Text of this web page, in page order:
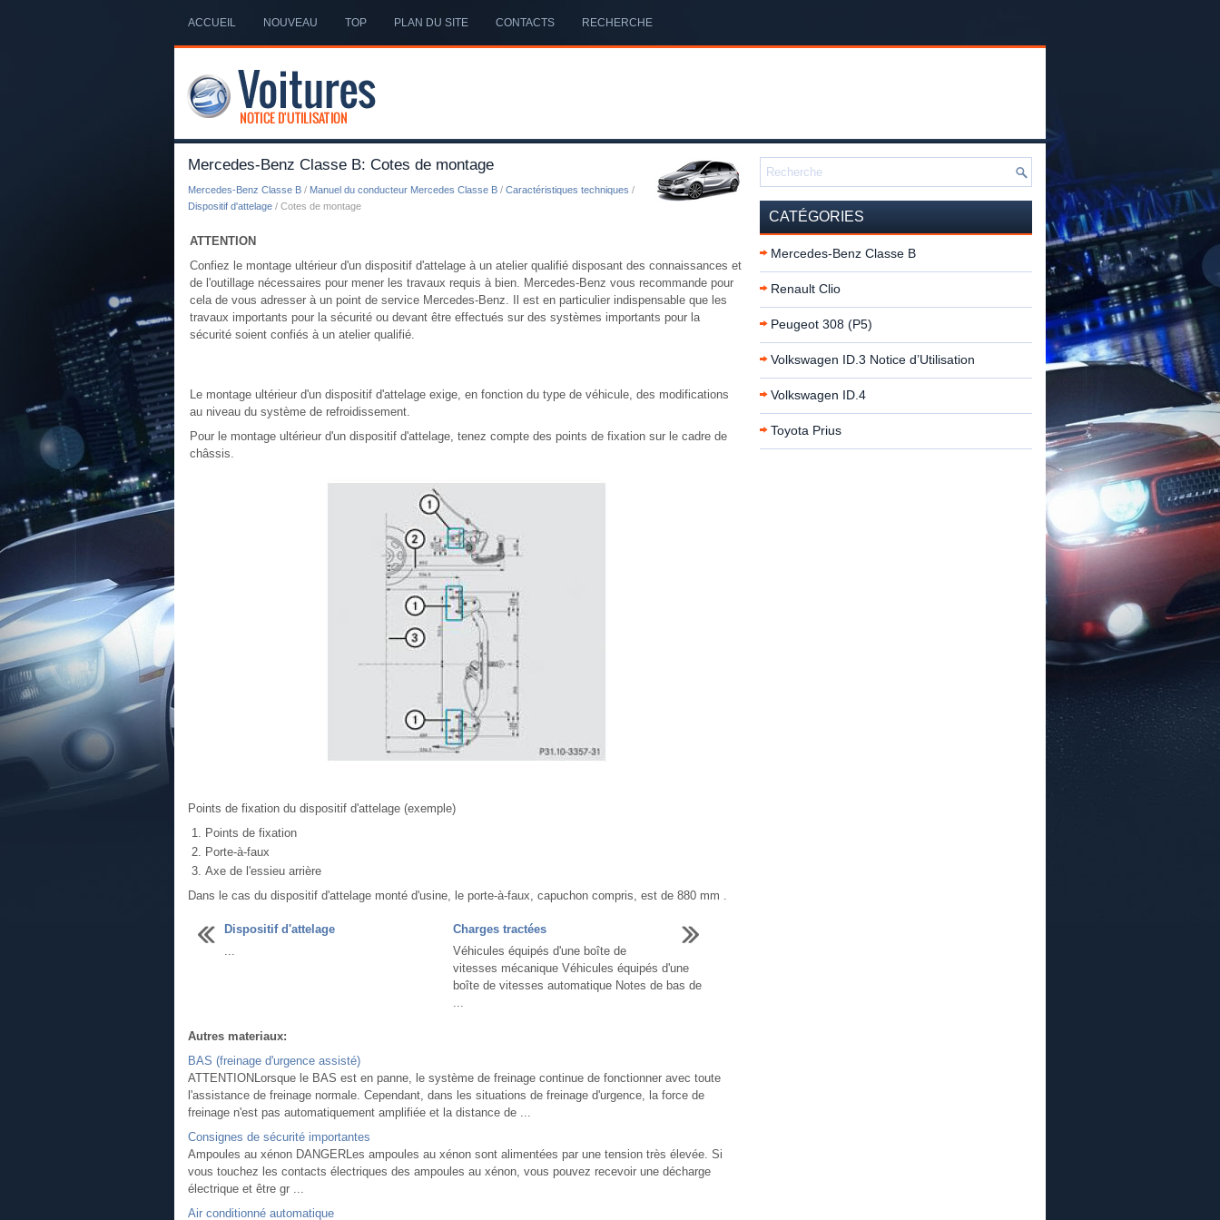
ACCUEIL NOUVEAU TOP PLAN DU SITE CONTACTS RECHERCHE
Mercedes-Benz Classe B: Cotes de montage
Mercedes-Benz Classe B / Manuel du conducteur Mercedes Classe B / Caractéristiques techniques /
Dispositif d'attelage / Cotes de montage
ATTENTION
Confiez le montage ultérieur d'un dispositif d'attelage à un atelier qualifié disposant des connaissances et
de l'outillage nécessaires pour mener les travaux requis à bien. Mercedes-Benz vous recommande pour
cela de vous adresser à un point de service Mercedes-Benz. Il est en particulier indispensable que les
travaux importants pour la sécurité ou devant être effectués sur des systèmes importants pour la
sécurité soient confiés à un atelier qualifié.
Le montage ultérieur d'un dispositif d'attelage exige, en fonction du type de véhicule, des modifications
au niveau du système de refroidissement.
Pour le montage ultérieur d'un dispositif d'attelage, tenez compte des points de fixation sur le cadre de
châssis.
Points de fixation du dispositif d'attelage (exemple)
Points de fixation
Porte-à-faux
Axe de l'essieu arrière
Dans le cas du dispositif d'attelage monté d'usine, le porte-à-faux, capuchon compris, est de 880 mm .
Dispositif d'attelage
...
Charges tractées
Véhicules équipés d'une boîte de
vitesses mécanique Véhicules équipés d'une
boîte de vitesses automatique Notes de bas de
...
Autres materiaux:
BAS (freinage d'urgence assisté)
ATTENTIONLorsque le BAS est en panne, le système de freinage continue de fonctionner avec toute
l'assistance de freinage normale. Cependant, dans les situations de freinage d'urgence, la force de
freinage n'est pas automatiquement amplifiée et la distance de ...
Consignes de sécurité importantes
Ampoules au xénon DANGERLes ampoules au xénon sont alimentées par une tension très élevée. Si
vous touchez les contacts électriques des ampoules au xénon, vous pouvez recevoir une décharge
électrique et être gr ...
Air conditionné automatique
CATÉGORIES
Mercedes-Benz Classe B
Renault Clio
Peugeot 308 (P5)
Volkswagen ID.3 Notice d’Utilisation
Volkswagen ID.4
Toyota Prius